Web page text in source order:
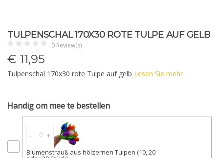
TULPENSCHAL 170X30 ROTE TULPE AUF GELB
0 Review(s)
€ 11,95
Tulpenschal 170x30 rote Tulpe auf gelb Lesen Sie mehr
Handig om mee te bestellen
- +
Blumenstrauß aus hölzernen Tulpen (10, 20